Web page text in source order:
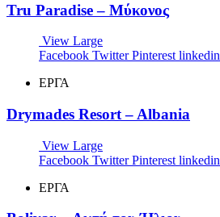
Tru Paradise – Μύκονος
View Large
Facebook Twitter Pinterest linkedin
ΕΡΓΑ
Drymades Resort – Albania
View Large
Facebook Twitter Pinterest linkedin
ΕΡΓΑ